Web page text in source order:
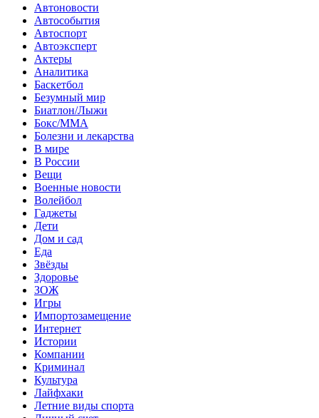
Автоновости
Автособытия
Автоспорт
Автоэксперт
Актеры
Аналитика
Баскетбол
Безумный мир
Биатлон/Лыжи
Бокс/MMA
Болезни и лекарства
В мире
В России
Вещи
Военные новости
Волейбол
Гаджеты
Дети
Дом и сад
Еда
Звёзды
Здоровье
ЗОЖ
Игры
Импортозамещение
Интернет
Истории
Компании
Криминал
Культура
Лайфхаки
Летние виды спорта